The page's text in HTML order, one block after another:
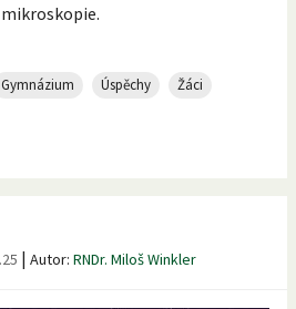
Gymnázium Úspěchy Žáci
| Autor: RNDr. Miloš Winkler